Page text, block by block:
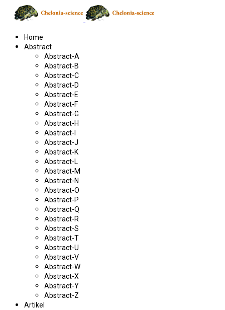
Home
Abstract
Abstract-A
Abstract-B
Abstract-C
Abstract-D
Abstract-E
Abstract-F
Abstract-G
Abstract-H
Abstract-I
Abstract-J
Abstract-K
Abstract-L
Abstract-M
Abstract-N
Abstract-O
Abstract-P
Abstract-Q
Abstract-R
Abstract-S
Abstract-T
Abstract-U
Abstract-V
Abstract-W
Abstract-X
Abstract-Y
Abstract-Z
Artikel